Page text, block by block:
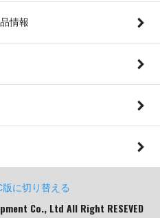
情報
版に切り替える
Co., Ltd All Right RESEVED